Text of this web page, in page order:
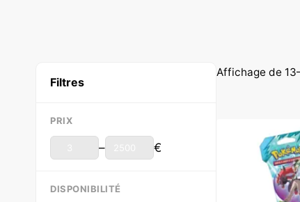
Filtres
PRIX
– €
DISPONIBILITÉ
Affichage de